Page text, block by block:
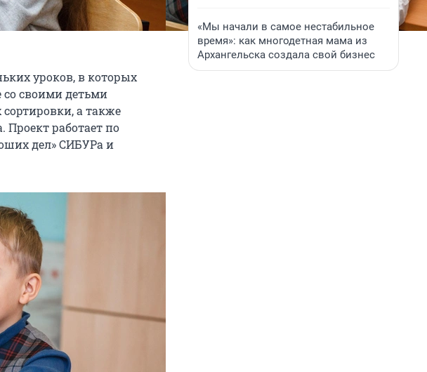
уроков, в которых
со своими детьми
а также
Проект работает по
дел» СИБУРа и
«Мы начали в самое нестабильное
время»: как многодетная мама из
Архангельска создала свой бизнес